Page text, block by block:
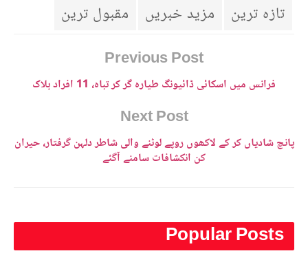
تازہ ترین
مزید خبریں
مقبول ترین
Previous Post
فرانس میں اسکائی ڈائیونگ طیارہ گر کر تباہ، 11 افراد ہلاک
Next Post
پانچ شادیاں کر کے لاکھوں روپے لوٹنے والی شاطر دلہن گرفتار، حیران
کن انکشافات سامنے آگئے
Popular Posts